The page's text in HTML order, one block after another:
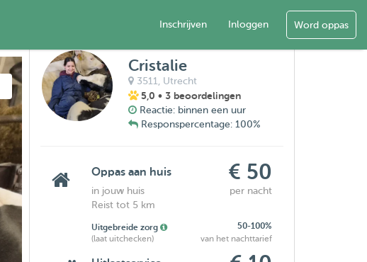
Inschrijven Inloggen Word oppas
Cristalie
3511, Utrecht
5,0 • 3 beoordelingen
Reactie: binnen een uur
Responspercentage: 100%
Oppas aan huis € 50
in jouw huis
per nacht
Reist tot 5 km
Uitgebreide zorg
50-100%
(laat uitchecken)
van het nachttarief